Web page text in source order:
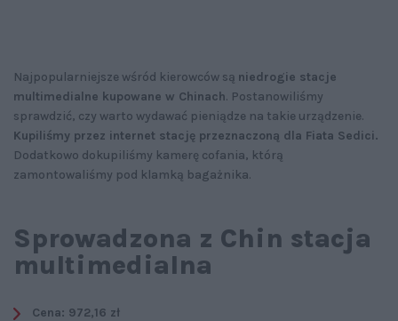
Najpopularniejsze wśród kierowców są niedrogie stacje
multimedialne kupowane w Chinach. Postanowiliśmy
sprawdzić, czy warto wydawać pieniądze na takie urządzenie.
Kupiliśmy przez internet stację przeznaczoną dla Fiata Sedici.
Dodatkowo dokupiliśmy kamerę cofania, którą
zamontowaliśmy pod klamką bagażnika.
Sprowadzona z Chin stacja
multimedialna
Cena: 972,16 zł